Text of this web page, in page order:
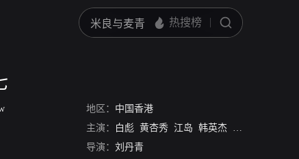
地区： 中国香港
主演： 白彪 黄杏秀 江岛 韩英杰 关德兴
导演： 刘丹青